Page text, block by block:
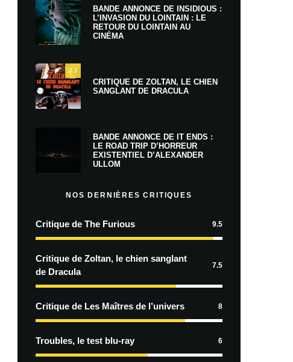
BANDE ANNONCE DE INSIDIOUS :
L’INVASION DU LOINTAIN : LE
RETOUR DU LOINTAIN AU
CINÉMA
7.5
CRITIQUE DE ZOLTAN, LE CHIEN
SANGLANT DE DRACULA
BANDE ANNONCE DE IT ENDS :
LE ROAD TRIP D’HORREUR
EXISTENTIEL D’ALEXANDER
ULLOM
NOS DERNIÈRES CRITIQUES
Critique de The Furious 9.5
Critique de Zoltan, le chien sanglant
de Dracula
7.5
Critique de Les Maîtres de l’univers 8
Troubles, le test blu-ray 6